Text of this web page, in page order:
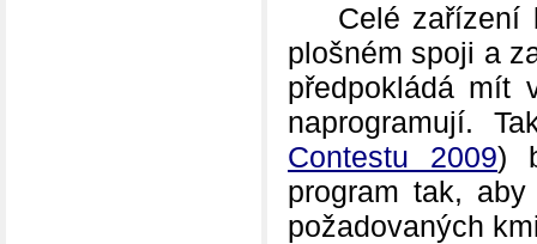
Celé zařízení
plošném spoji a
předpokládá mít
naprogramují.
Contestu 2009)
program tak,
požadovaných